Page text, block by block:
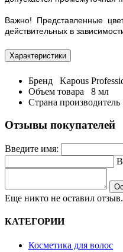
Важно! Представленные
действительных в
Характеристики
Бренд
Kapous
Объем товара
8 мл
Страна производитель
Отзывы покупателей
Введите имя:
Еще никто не оставил
КАТЕГОРИИ
Косметика для волос